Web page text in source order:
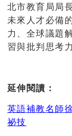
北市教育局局
未來人才必備
力、全球議題
習與批判思考力
延伸閱讀：
英語補教名師
祕技